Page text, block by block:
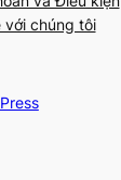
với chúng tôi